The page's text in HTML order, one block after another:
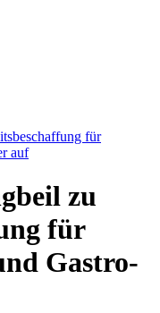
für
auf
zu
für
Gastro-